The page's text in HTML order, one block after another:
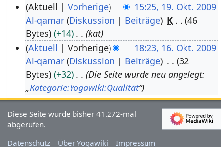
o
b
Aktuell Vorherige
15:25, 19. Okt. 2009
Al-qamar Diskussion Beiträge K
46
Bytes
+14 kat
O
k
t
Aktuell Vorherige
18:23, 16. Okt. 2009
Al-qamar Diskussion Beiträge
32
Bytes
+32
Die Seite wurde neu angelegt:
„Kategorie:Yogawiki:Qualität“
Diese Seite wurde bisher 41.272-mal
abgerufen.
Datenschutz
Über Yogawiki Impressum